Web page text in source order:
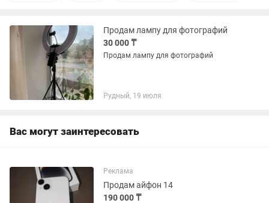
Продам лампу для фотографий
30 000 ₸
Продам лампу для фотографий
Рудный, 19 июля
Вас могут заинтересовать
Реклама
Продам айфон 14
190 000 ₸